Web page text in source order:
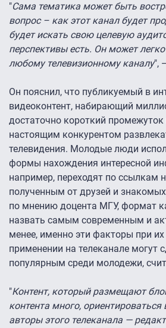
"Сама тематика может быть
вопрос – как этот канал будет
будет искать свою целевую
перспективы есть. Он может
любому телевизионному каналу",
Он пояснил, что публикуемый в
видеоконтент, набирающий
достаточно короткий промежуток
настоящим конкурентом
телевидения. Молодые люди
формы нахождения интересной
например, переходят по ссылкам
полученным от друзей и
по мнению доцента МГУ, формат
назвать самым современным и
менее, именно эти факторы при
применении на телеканале могут
популярным среди молодежи,
"Контент, который размещают
контента много, ориентироваться
авторы этого телеканала —